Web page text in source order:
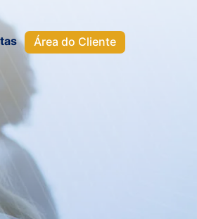
Área do Cliente